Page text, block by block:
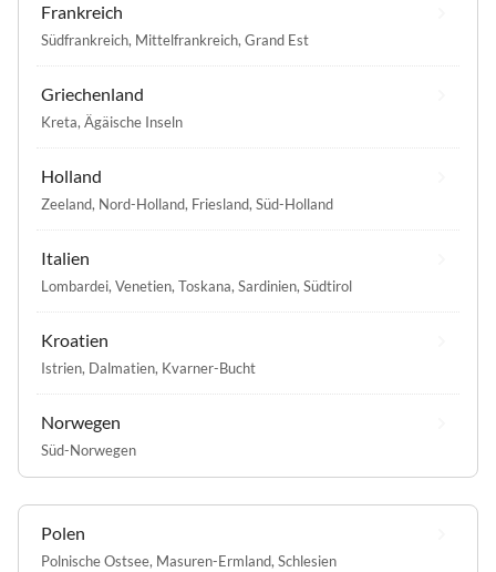
Frankreich
Südfrankreich, Mittelfrankreich, Grand Est
Griechenland
Kreta, Ägäische Inseln
Holland
Zeeland, Nord-Holland, Friesland, Süd-Holland
Italien
Lombardei, Venetien, Toskana, Sardinien, Südtirol
Kroatien
Istrien, Dalmatien, Kvarner-Bucht
Norwegen
Süd-Norwegen
Polen
Polnische Ostsee, Masuren-Ermland, Schlesien